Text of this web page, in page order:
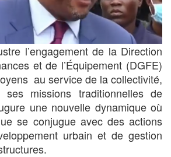
l’engagement de la Direction
et de l’Équipement (DGFE)
au service de la collectivité,
missions traditionnelles de
une nouvelle dynamique où
se conjugue avec des actions
urbain et de gestion